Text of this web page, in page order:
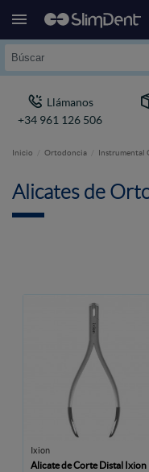
Llámanos
+34 961 126 506
Inicio Ortodoncia Instrumental
Alicates de
Ixion
Alicate de Corte Distal Ixion